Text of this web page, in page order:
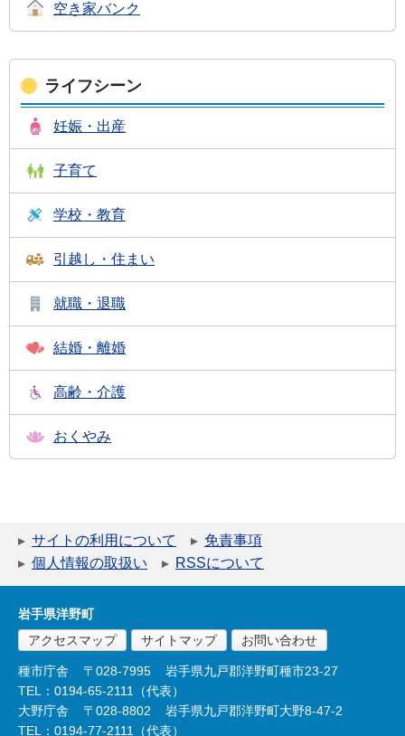
空き家バンク
ライフシーン
妊娠・出産
子育て
学校・教育
引越し・住まい
就職・退職
結婚・離婚
高齢・介護
おくやみ
サイトの利用について
免責事項
個人情報の取扱い
RSSについて
岩手県洋野町
アクセスマップ
サイトマップ お問い合わせ
種市庁舎 〒028-7995
岩手県九戸郡洋野町種市23-27
TEL：0194-65-2111（代表）
大野庁舎
〒028-8802
岩手県九戸郡洋野町大野8-47-2
TEL：0194-77-2111（代表）